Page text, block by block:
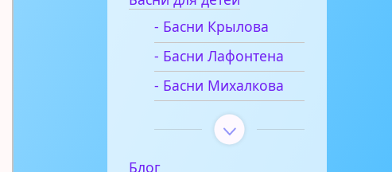
- Басни Крылова
- Басни Лафонтена
- Басни Михалкова
Блог